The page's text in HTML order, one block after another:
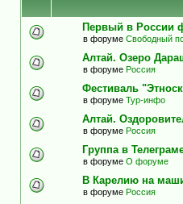
Первый в России
в форуме Свободный
Алтай. Озеро
в форуме Россия
Фестиваль
в форуме Тур-инфо
Алтай.
в форуме Россия
Группа в
в форуме О форуме
В Карелию на
в форуме Россия